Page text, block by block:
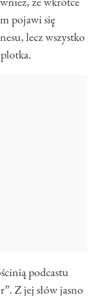
pojawi się
lecz wszystko
podcastu
Z jej słów jasno